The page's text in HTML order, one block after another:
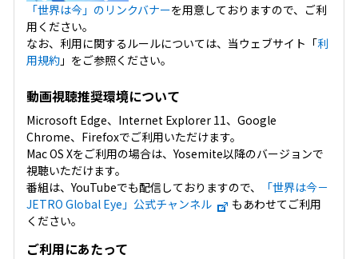
「世界は今」のリンクバナーを用意しておりますので、ご利
用ください。
なお、利用に関するルールについては、当ウェブサイト「利
用規約」をご参照ください。
動画視聴推奨環境について
Microsoft Edge、Internet Explorer 11、Google
Chrome、Firefoxでご利用いただけます。
Mac OS Xをご利用の場合は、Yosemite以降のバージョンで
視聴いただけます。
番組は、YouTubeでも配信しておりますので、
「世界は今－
JETRO Global Eye」公式チャンネル
もあわせてご利用
ください。
ご利用にあたって